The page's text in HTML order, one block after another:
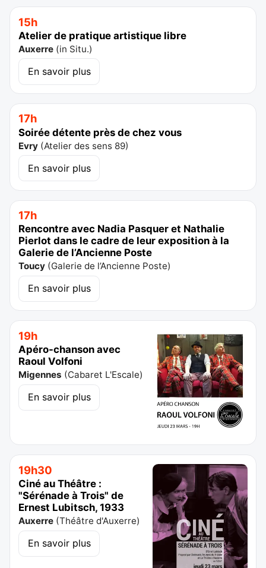
15h
Atelier de pratique artistique libre
Auxerre (in Situ.)
En savoir plus
17h
Soirée détente près de chez vous
Evry (Atelier des sens 89)
En savoir plus
17h
Rencontre avec Nadia Pasquer et Nathalie
Pierlot dans le cadre de leur exposition à la
Galerie de l’Ancienne Poste
Toucy (Galerie de l’Ancienne Poste)
En savoir plus
19h
Apéro-chanson avec
Raoul Volfoni
Migennes (Cabaret L'Escale)
En savoir plus
19h30
Ciné au Théâtre :
"Sérénade à Trois" de
Ernest Lubitsch, 1933
Auxerre (Théâtre d'Auxerre)
En savoir plus